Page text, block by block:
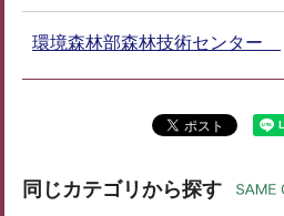
環境森林部森林技術センター
同じカテゴリから探す